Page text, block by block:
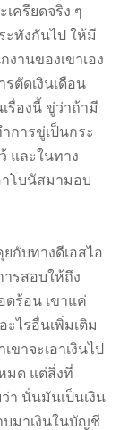
ครียดจริง ๆ
ะทังกันไป ให้มี
านของเขาเอง
ตัดเงินเดือน
รื่องนี้ ขู่ว่าถ้ามี
การขู่เป็นกระ
และในทาง
าโบนัสมามอบ
ทางดีเอสไอ
ารสอบให้ถึง
ดร้อน เขาแค่
ะไรอื่นเพิ่มเติม
าจะเอาเงินไป
มด แต่สิ่งที่
า นั่นมันเป็นเงิน
บมาเงินในบัญชี